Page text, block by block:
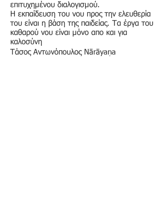
επιτυχημένου διαλογισμού.
Η εκπαίδευση του νου προς την ελευθερία
του είναι η βάση της παιδείας. Τα έργα του
καθαρού νου είναι μόνο απο και για
καλοσύνη
Τάσος Αντωνόπουλος Nārāyaṇa